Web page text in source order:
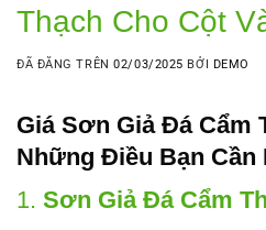
Thạch Cho Cột
ĐÃ ĐĂNG TRÊN02/03/2025 BỞI DEMO
Giá Sơn Giả Đá Cẩm
Những Điều Bạn Cần
1. Sơn Giả Đá Cẩm